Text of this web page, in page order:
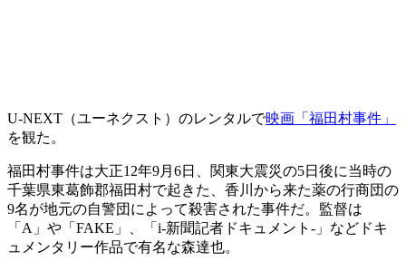
U-NEXT（ユーネクスト）のレンタルで映画「福田村事件」
を観た。
福田村事件は大正12年9月6日、関東大震災の5日後に当時の
千葉県東葛飾郡福田村で起きた、香川から来た薬の行商団の
9名が地元の自警団によって殺害された事件だ。監督は
「A」や「FAKE」、「i-新聞記者ドキュメント-」などドキ
ュメンタリー作品で有名な森達也。